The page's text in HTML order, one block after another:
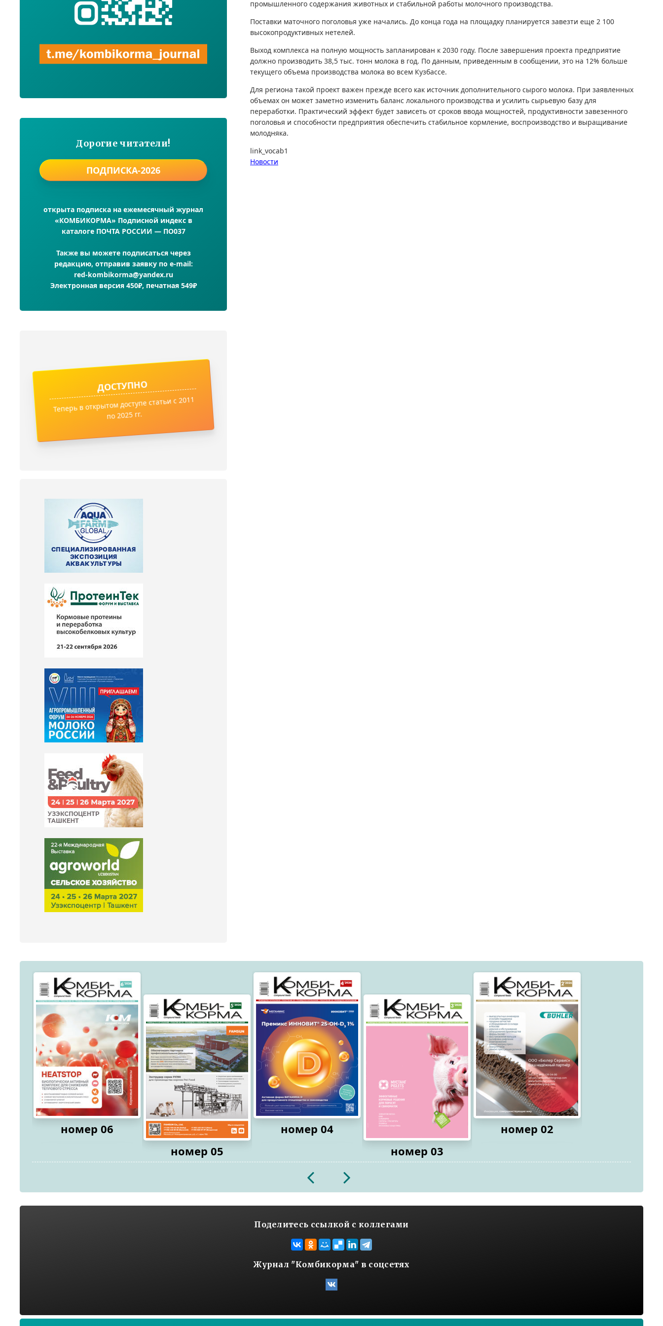
промышленного содержания животных и стабильной работы молочного производства.
Поставки маточного поголовья уже начались. До конца года на площадку планируется завезти еще 2 100
высокопродуктивных нетелей.
Выход комплекса на полную мощность запланирован к 2030 году. После завершения проекта предприятие
должно производить 38,5 тыс. тонн молока в год. По данным, приведенным в сообщении, это на 12% больше
текущего объема производства молока во всем Кузбассе.
Для региона такой проект важен прежде всего как источник дополнительного сырого молока. При заявленных
объемах он может заметно изменить баланс локального производства и усилить сырьевую базу для
переработки. Практический эффект будет зависеть от сроков ввода мощностей, продуктивности завезенного
поголовья и способности предприятия обеспечить стабильное кормление, воспроизводство и выращивание
молодняка.
link_vocab1
Новости
Дорогие читатели!
ПОДПИСКА-2026
открыта подписка на ежемесячный журнал
«КОМБИКОРМА» Подписной индекс в
каталоге ПОЧТА РОССИИ — ПО037
Также вы можете подписаться через
редакцию, отправив заявку по e-mail:
red-kombikorma@yandex.ru
Электронная версия 450₽, печатная 549₽
ДОСТУПНО
Теперь в открытом доступе статьи с 2011
по 2025 гг.
номер 06
номер 05
номер 04
номер 03
номер 02
Поделитесь ссылкой с коллегами
Журнал "Комбикорма" в соцсетях